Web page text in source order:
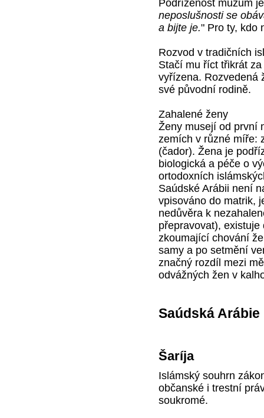
Podřízenost mužům
neposlušnosti se
a bijte je." Pro ty, kdo
Rozvod v tradičních
Stačí mu říct třikrát
vyřízena. Rozvedená
své původní rodině.
Zahalené ženy
Ženy musejí od první
zemích v různé míře:
(čador). Žena je
biologická a péče o
ortodoxních
Saúdské Arábii není
vpisováno do matrik,
nedůvěra k
přepravovat),
zkoumající chování
samy a po setmění
značný rozdíl mezi
odvážných žen v
Saúdská Arábie
Šaríja
Islámský souhrn
občanské i trestní
soukromé.